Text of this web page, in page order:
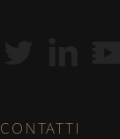
CONTATTI